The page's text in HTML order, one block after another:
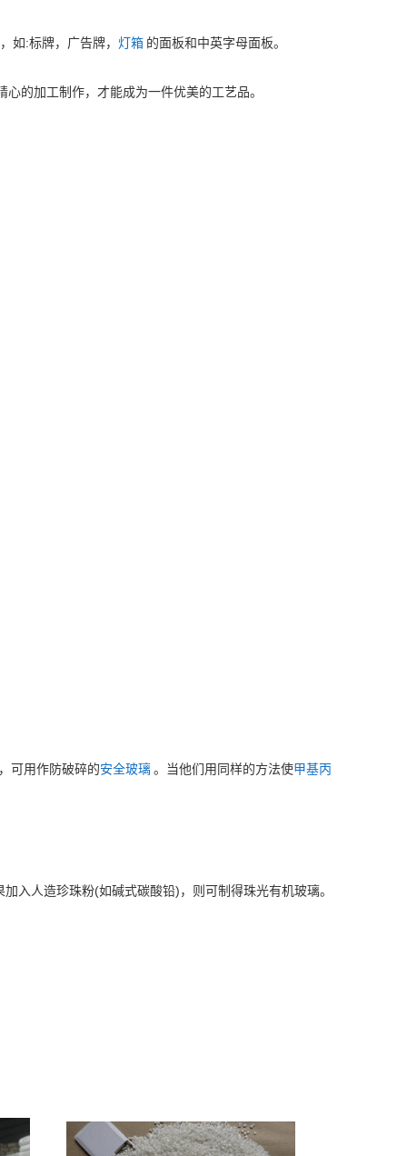
如 :标牌，广告牌， 灯箱 的面板和中英字母面板。
的加工制作，才能成为一件优美的工艺品。
可用作防破碎的安全玻璃 。当他们用同样的方法使甲基丙
加入人造珍珠粉(如碱式碳酸铅) ，则可制得珠光有机玻璃。